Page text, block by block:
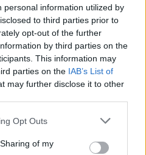
personal information utilized by
to third parties prior to
opt-out of the further
by third parties on the
This information may
parties on the IAB’s List of
may further disclose it to other
Opt Outs
of my
de madrid 2014280 KB, 6
327 KB, 1 página
de Madrid 2014